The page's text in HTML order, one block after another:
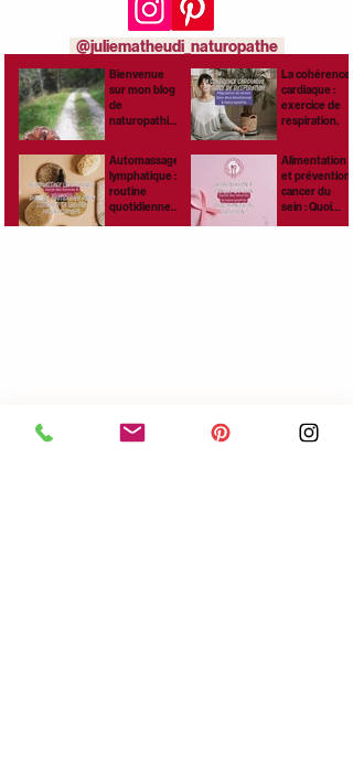
@juliematheudi_naturopathe
Bienvenue
sur mon blog
de
naturopathie,
bien-être !
La cohérence
cardiaque :
exercice de
respiration.
Automassage
lymphatique :
routine
quotidienne
Alimentation
et prévention
cancer du
sein : Quoi